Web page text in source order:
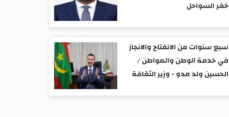
خفر السواحل
سبع سنوات من الانفتاح والانجاز
في خدمة الوطن والمواطن /
الحسين ولد مدو - وزير الثقافة